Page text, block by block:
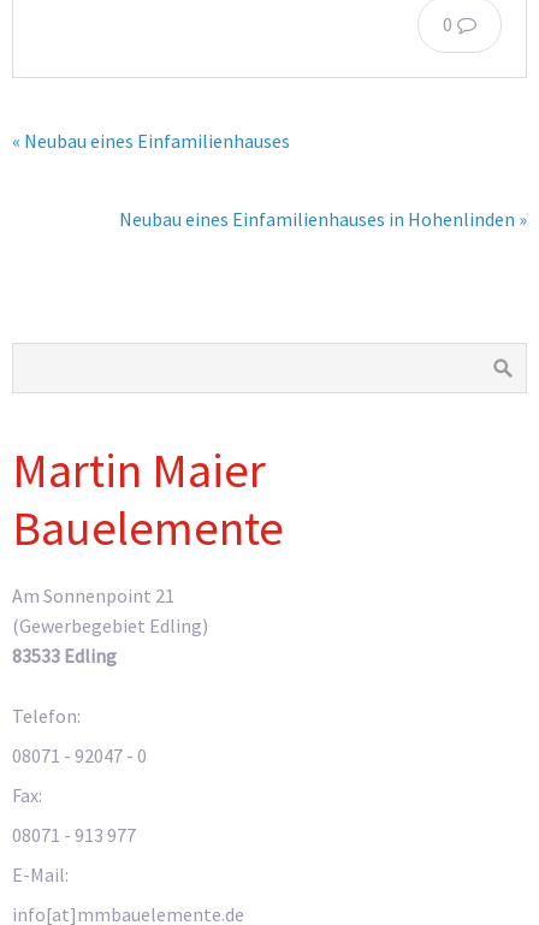
0
« Neubau eines Einfamilienhauses
Neubau eines Einfamilienhauses in Hohenlinden »
Martin Maier
Bauelemente
Am Sonnenpoint 21
(Gewerbegebiet Edling)
83533 Edling
Telefon:
08071 - 92047 - 0
Fax:
08071 - 913 977
E-Mail:
info[at]mmbauelemente.de